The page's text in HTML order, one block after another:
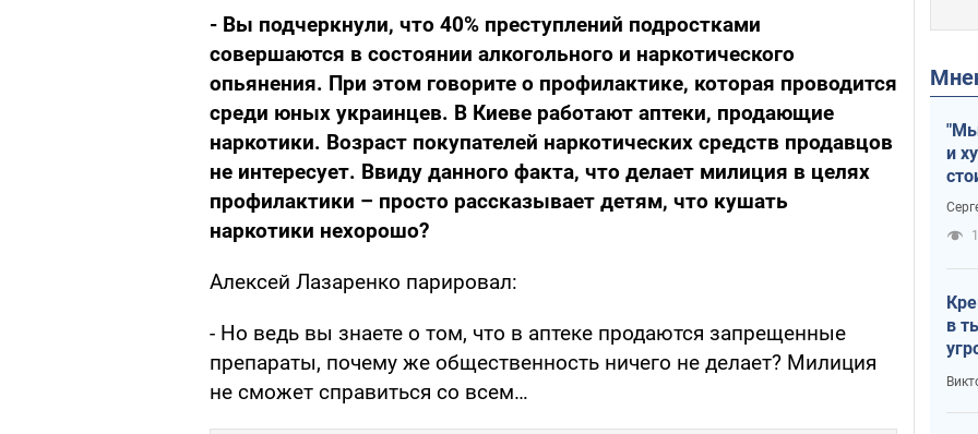
- Вы подчеркнули, что 40% преступлений подростками
совершаются в состоянии алкогольного и наркотического
опьянения. При этом говорите о профилактике, которая проводится
среди юных украинцев. В Киеве работают аптеки, продающие
наркотики. Возраст покупателей наркотических средств продавцов
не интересует. Ввиду данного факта, что делает милиция в целях
профилактики – просто рассказывает детям, что кушать
наркотики нехорошо?
Алексей Лазаренко парировал:
- Но ведь вы знаете о том, что в аптеке продаются запрещенные
препараты, почему же общественность ничего не делает? Милиция
не сможет справиться со всем…
и
в